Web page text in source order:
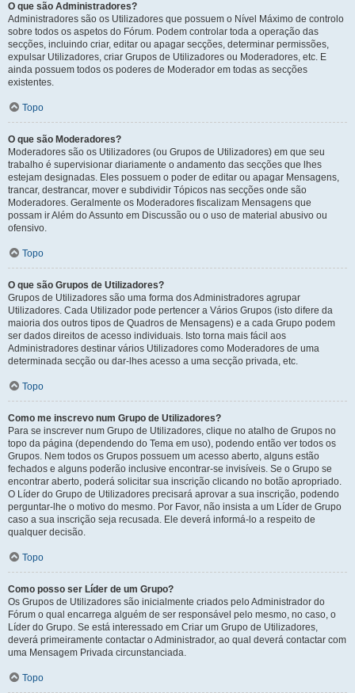
O que são Administradores?
Administradores são os Utilizadores que possuem o Nível Máximo de controlo
sobre todos os aspetos do Fórum. Podem controlar toda a operação das
secções, incluindo criar, editar ou apagar secções, determinar permissões,
expulsar Utilizadores, criar Grupos de Utilizadores ou Moderadores, etc. E
ainda possuem todos os poderes de Moderador em todas as secções
existentes.
Topo
O que são Moderadores?
Moderadores são os Utilizadores (ou Grupos de Utilizadores) em que seu
trabalho é supervisionar diariamente o andamento das secções que lhes
estejam designadas. Eles possuem o poder de editar ou apagar Mensagens,
trancar, destrancar, mover e subdividir Tópicos nas secções onde são
Moderadores. Geralmente os Moderadores fiscalizam Mensagens que
possam ir Além do Assunto em Discussão ou o uso de material abusivo ou
ofensivo.
Topo
O que são Grupos de Utilizadores?
Grupos de Utilizadores são uma forma dos Administradores agrupar
Utilizadores. Cada Utilizador pode pertencer a Vários Grupos (isto difere da
maioria dos outros tipos de Quadros de Mensagens) e a cada Grupo podem
ser dados direitos de acesso individuais. Isto torna mais fácil aos
Administradores destinar vários Utilizadores como Moderadores de uma
determinada secção ou dar-lhes acesso a uma secção privada, etc.
Topo
Como me inscrevo num Grupo de Utilizadores?
Para se inscrever num Grupo de Utilizadores, clique no atalho de Grupos no
topo da página (dependendo do Tema em uso), podendo então ver todos os
Grupos. Nem todos os Grupos possuem um acesso aberto, alguns estão
fechados e alguns poderão inclusive encontrar-se invisíveis. Se o Grupo se
encontrar aberto, poderá solicitar sua inscrição clicando no botão apropriado.
O Líder do Grupo de Utilizadores precisará aprovar a sua inscrição, podendo
perguntar-lhe o motivo do mesmo. Por Favor, não insista a um Líder de Grupo
caso a sua inscrição seja recusada. Ele deverá informá-lo a respeito de
qualquer decisão.
Topo
Como posso ser Líder de um Grupo?
Os Grupos de Utilizadores são inicialmente criados pelo Administrador do
Fórum o qual encarrega alguém de ser responsável pelo mesmo, no caso, o
Líder do Grupo. Se está interessado em Criar um Grupo de Utilizadores,
deverá primeiramente contactar o Administrador, ao qual deverá contactar com
uma Mensagem Privada circunstanciada.
Topo